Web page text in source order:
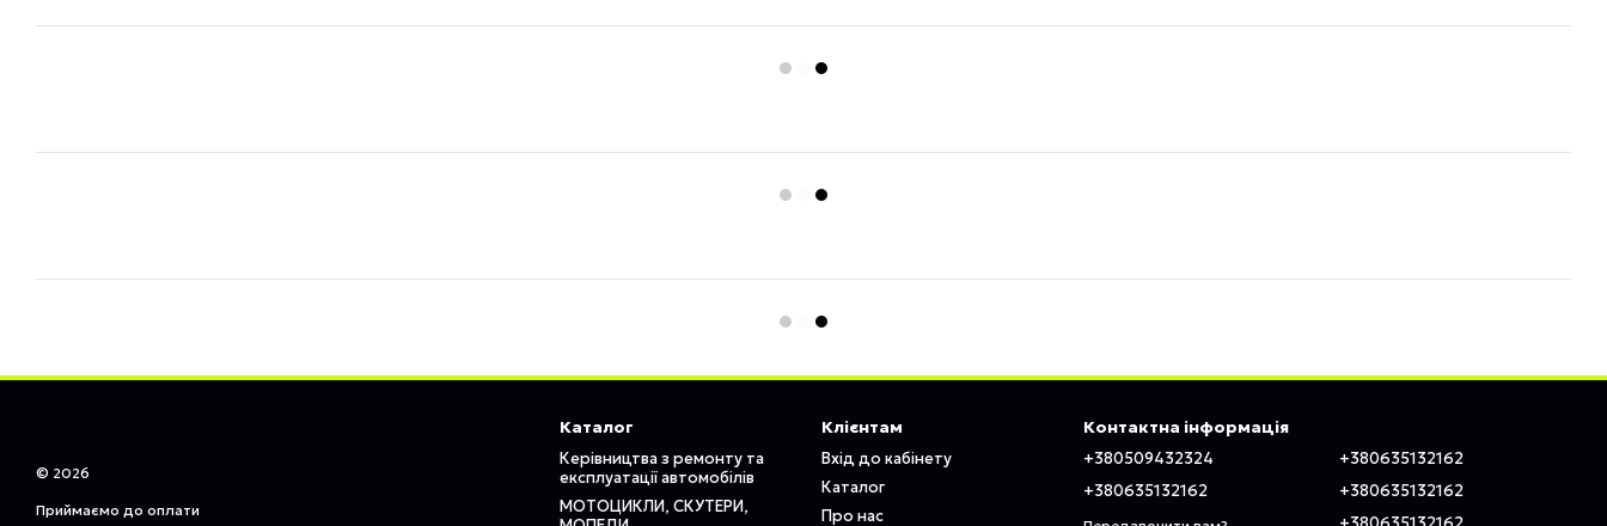
© 2026
Приймаємо до оплати
Каталог
Керівництва з ремонту та
експлуатації автомобілів
МОТОЦИКЛИ, СКУТЕРИ,
Клієнтам
Вхід до кабінету
Каталог
Про нас
Контактна інформація
+380509432324
+380635132162
+380635132162
+380635132162